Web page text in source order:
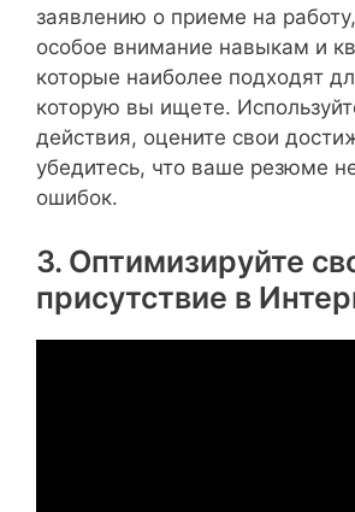
заявлению о приеме на
особое внимание навыкам и
которые наиболее подходят
которую вы ищете.
действия, оцените свои
убедитесь, что ваше резюме
ошибок.
3. Оптимизируйте
присутствие в